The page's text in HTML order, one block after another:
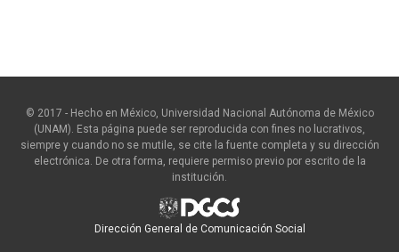
© 2017 - Hecho en México, Universidad Nacional Autónoma de México
(UNAM). Esta página puede ser reproducida con fines no lucrativos,
siempre y cuando no se mutile, se cite la fuente completa y su dirección
electrónica. De otra forma, requiere permiso previo por escrito de la
institución.
Dirección General de Comunicación Social